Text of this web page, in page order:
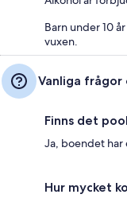
Barn under 10
vuxen.
Vanliga frågor
Finns det
Ja, boendet har
Hur mycket